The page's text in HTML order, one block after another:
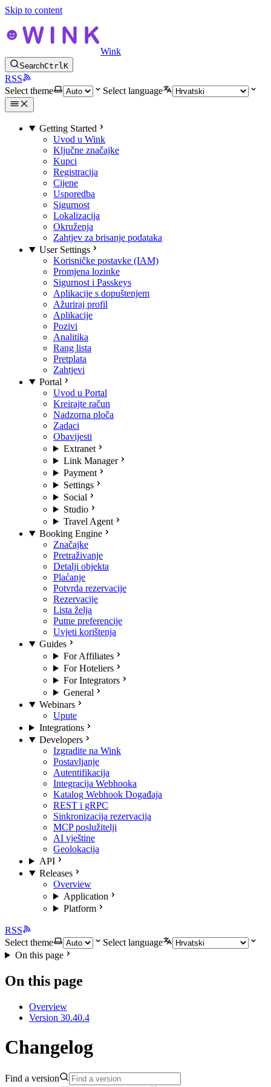
Skip to content
Wink
SearchCtrlK
RSS
Select theme
Select language
Getting Started
Uvod u Wink
Ključne značajke
Kupci
Registracija
Cijene
Usporedba
Sigurnost
Lokalizacija
Okruženja
Zahtjev za brisanje podataka
User Settings
Korisničke postavke (IAM)
Promjena lozinke
Sigurnost i Passkeys
Aplikacije s dopuštenjem
Ažuriraj profil
Aplikacije
Pozivi
Analitika
Rang lista
Pretplata
Zahtjevi
Portal
Uvod u Portal
Kreirajte račun
Nadzorna ploča
Zadaci
Obavijesti
Extranet
Link Manager
Payment
Settings
Social
Studio
Travel Agent
Booking Engine
Značajke
Pretraživanje
Detalji objekta
Plaćanje
Potvrda rezervacije
Rezervacije
Lista želja
Putne preferencije
Uvjeti korištenja
Guides
For Affiliates
For Hoteliers
For Integrators
General
Webinars
Upute
Integrations
Developers
Izgradite na Wink
Postavljanje
Autentifikacija
Integracija Webhooka
Katalog Webhook Događaja
REST i gRPC
Sinkronizacija rezervacija
MCP poslužitelji
AI vještine
Geolokacija
API
Releases
Overview
Application
Platform
RSS
Select theme
Select language
On this page
On this page
Overview
Version 30.40.4
Changelog
Find a version